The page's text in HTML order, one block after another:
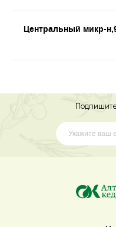
Центральный микр-